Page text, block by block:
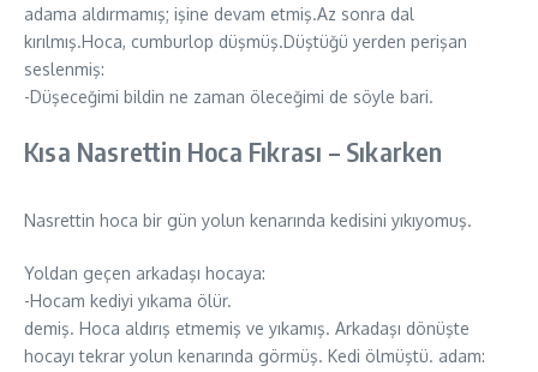
adama aldırmamış; işine devam etmiş.Az sonra dal
kırılmış.Hoca, cumburlop düşmüş.Düştüğü yerden perişan
seslenmiş:
-Düşeceğimi bildin ne zaman öleceğimi de söyle bari.
Kısa Nasrettin Hoca Fıkrası – Sıkarken
Nasrettin hoca bir gün yolun kenarında kedisini yıkıyomuş.
Yoldan geçen arkadaşı hocaya:
-Hocam kediyi yıkama ölür.
demiş. Hoca aldırış etmemiş ve yıkamış. Arkadaşı dönüşte
hocayı tekrar yolun kenarında görmüş. Kedi ölmüştü. adam: